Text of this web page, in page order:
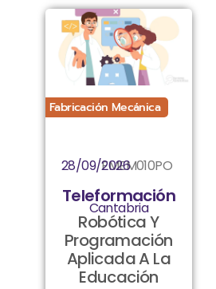
Fabricación Mecánica
FMEM010PO
28/09/2026
Teleformación
Cantabria
Robótica Y
Programación
Aplicada A La
Educación